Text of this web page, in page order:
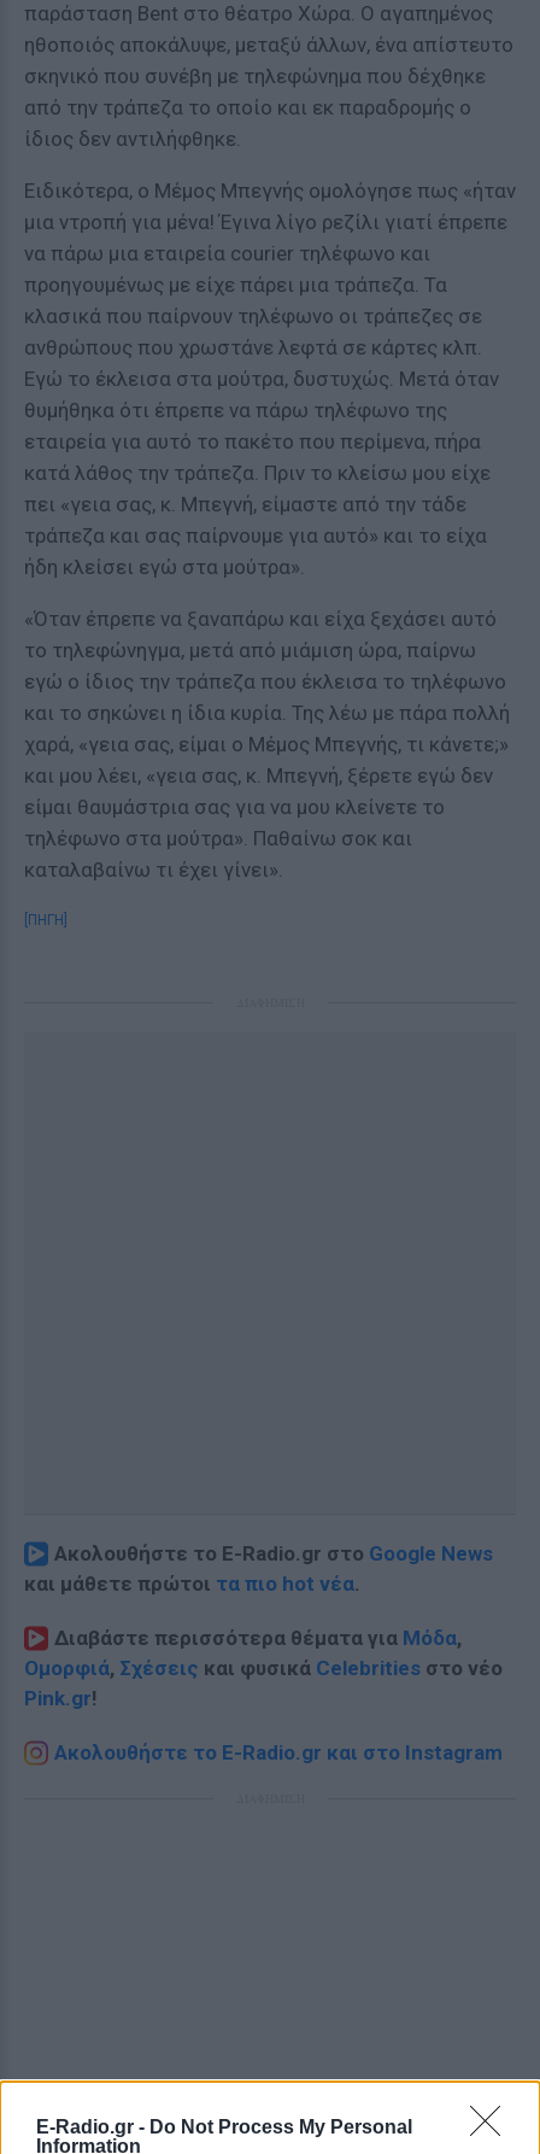
E-Radio.gr - Do Not Process My Personal
Information
παράσταση Bent στο θέατρο Χώρα. Ο αγαπημένος
ηθοποιός αποκάλυψε, μεταξύ άλλων, ένα απίστευτο
σκηνικό που συνέβη με τηλεφώνημα που δέχθηκε
από την τράπεζα το οποίο και εκ παραδρομής ο
ίδιος δεν αντιλήφθηκε.
Ειδικότερα, ο Μέμος Μπεγνής ομολόγησε πως «ήταν
μια ντροπή για μένα! Έγινα λίγο ρεζίλι γιατί έπρεπε
να πάρω μια εταιρεία courier τηλέφωνο και
προηγουμένως με είχε πάρει μια τράπεζα. Τα
κλασικά που παίρνουν τηλέφωνο οι τράπεζες σε
ανθρώπους που χρωστάνε λεφτά σε κάρτες κλπ.
Εγώ το έκλεισα στα μούτρα, δυστυχώς. Μετά όταν
θυμήθηκα ότι έπρεπε να πάρω τηλέφωνο της
εταιρεία για αυτό το πακέτο που περίμενα, πήρα
κατά λάθος την τράπεζα. Πριν το κλείσω μου είχε
πει «γεια σας, κ. Μπεγνή, είμαστε από την τάδε
τράπεζα και σας παίρνουμε για αυτό» και το είχα
ήδη κλείσει εγώ στα μούτρα».
«Όταν έπρεπε να ξαναπάρω και είχα ξεχάσει αυτό
το τηλεφώνηγμα, μετά από μιάμιση ώρα, παίρνω
εγώ ο ίδιος την τράπεζα που έκλεισα το τηλέφωνο
και το σηκώνει η ίδια κυρία. Της λέω με πάρα πολλή
χαρά, «γεια σας, είμαι ο Μέμος Μπεγνής, τι κάνετε;»
και μου λέει, «γεια σας, κ. Μπεγνή, ξέρετε εγώ δεν
είμαι θαυμάστρια σας για να μου κλείνετε το
τηλέφωνο στα μούτρα». Παθαίνω σοκ και
καταλαβαίνω τι έχει γίνει».
[ΠΗΓΗ]
Ακολουθήστε το E-Radio.gr στο Google News
και μάθετε πρώτοι τα πιο hot νέα.
Διαβάστε περισσότερα θέματα για Μόδα,
Ομορφιά, Σχέσεις και φυσικά Celebrities στο νέο
Pink.gr!
Ακολουθήστε το E-Radio.gr και στο Instagram